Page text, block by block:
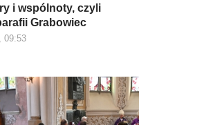
i wspólnoty, czyli
Grabowiec
09:53